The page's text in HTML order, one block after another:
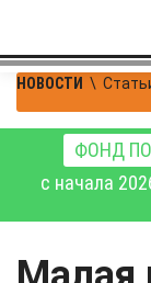
НОВОСТИ \
ФОНД
с начала